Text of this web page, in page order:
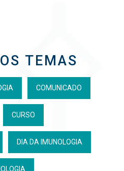
TEMAS
COMUNICADO
CURSO
DIA DA IMUNOLOGIA